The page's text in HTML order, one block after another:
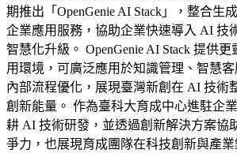
期推出「OpenGenie AI Stack」，整合生
企業應用服務，協助企業快速導入 AI 技
智慧化升級。 OpenGenie AI Stack 提供
用環境，可廣泛應用於知識管理、智慧
內部流程優化，展現臺灣新創在 AI 技術
創新能量。 作為臺科大育成中心進駐企
耕 AI 技術研發，並透過創新解決方案協
爭力，也展現育成團隊在科技創新與產業